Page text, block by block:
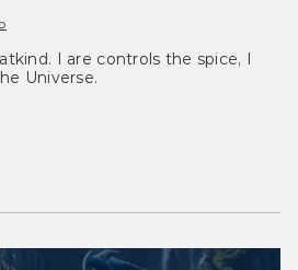
I are controls the spice, I
Universe.